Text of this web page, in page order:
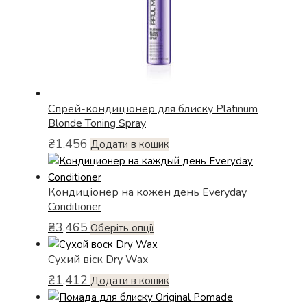
Спрей-кондиціонер для блиску Platinum
Blonde Toning Spray
₴1,456 Додати в кошик
Кондиціонер на кожен день Everyday
Conditioner
₴3,465 Оберіть опціїЦей
товар
кілька
варіантів.
Сухий віск Dry Wax
₴1,412 Додати в кошик